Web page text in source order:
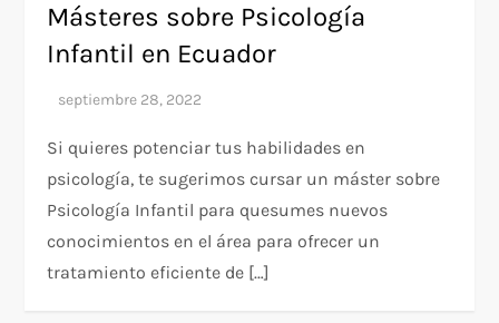
Másteres sobre Psicología
Infantil en Ecuador
Si quieres potenciar tus habilidades en
psicología, te sugerimos cursar un máster sobre
Psicología Infantil para quesumes nuevos
conocimientos en el área para ofrecer un
tratamiento eficiente de […]